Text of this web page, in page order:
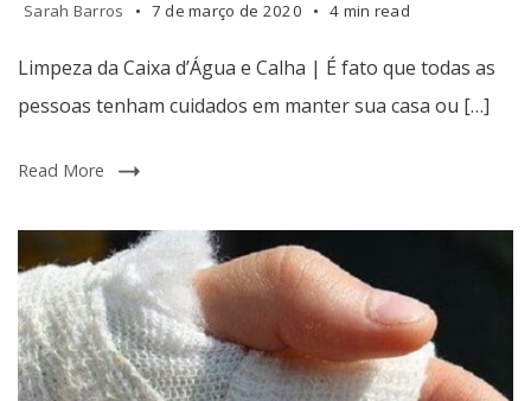
e
|
É
fato
todas
tenham
cuidados
em
manter
sua
Sarah Barros 7 de março de 2020 4 min read
Limpeza da Caixa d’Água e Calha | É fato que todas as
pessoas tenham cuidados em manter sua casa ou […]
Read More